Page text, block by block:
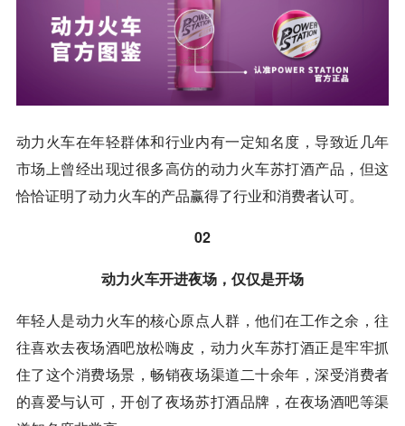
动力火车在年轻群体和行业内有一定知名度，导致近几年
市场上曾经出现过很多高仿的动力火车苏打酒产品，但这
恰恰证明了动力火车的产品赢得了行业和消费者认可。
02
动力火车开进夜场，仅仅是开场
年轻人是动力火车的核心原点人群，他们在工作之余，往
往喜欢去夜场酒吧放松嗨皮，动力火车苏打酒正是牢牢抓
住了这个消费场景，畅销夜场渠道二十余年，深受消费者
的喜爱与认可，开创了夜场苏打酒品牌，在夜场酒吧等渠